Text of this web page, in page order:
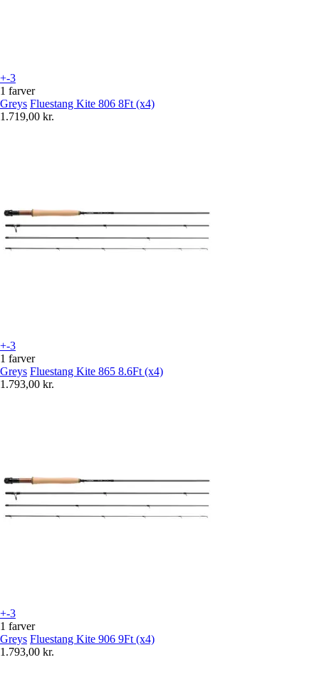
+-3
1 farver
Greys Fluestang Kite 806 8Ft (x4)
1.719,00 kr.
+-3
1 farver
Greys Fluestang Kite 865 8.6Ft (x4)
1.793,00 kr.
+-3
1 farver
Greys Fluestang Kite 906 9Ft (x4)
1.793,00 kr.